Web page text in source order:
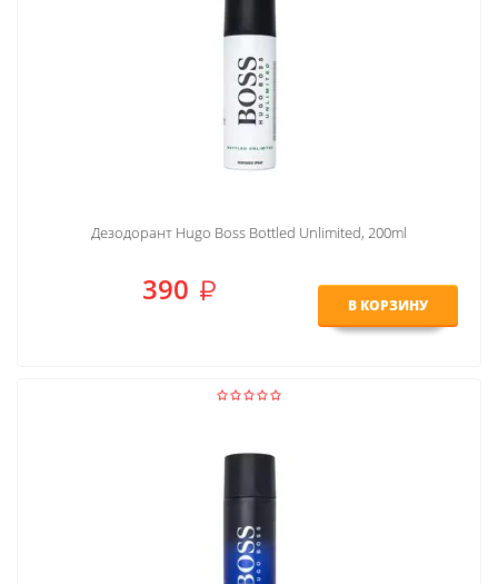
Дезодорант Hugo Boss Bottled Unlimited, 200ml
390 В КОРЗИНУ